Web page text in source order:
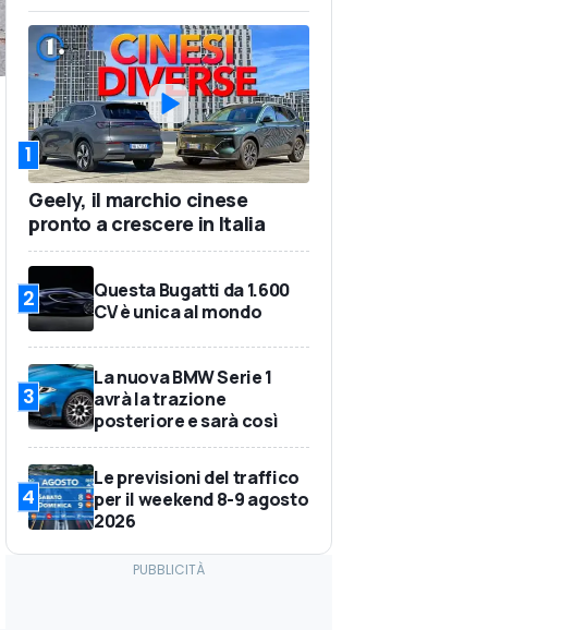
1
Geely, il marchio cinese
pronto a crescere in Italia
2
Questa Bugatti da 1.600
CV è unica al mondo
3
La nuova BMW Serie 1
avrà la trazione
posteriore e sarà così
4
Le previsioni del traffico
per il weekend 8-9 agosto
2026